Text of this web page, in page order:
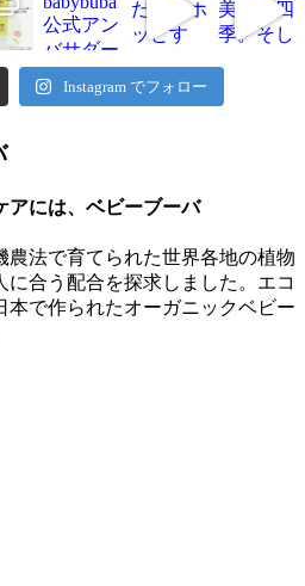
Instagram でフォロー
アには、ベビーブーバ
農法で育てられた世界各地の植物
に合う配合を探求しました。エコ
本で作られたオーガニックベビー